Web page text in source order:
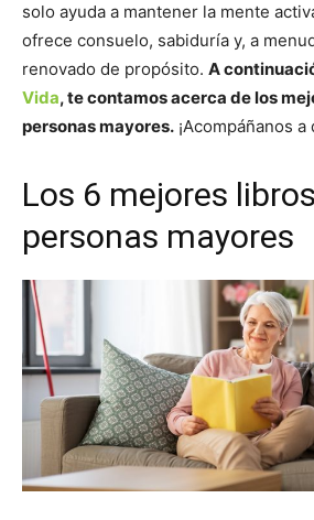
solo ayuda a mantener la mente
ofrece consuelo, sabiduría y, a
renovado de propósito. A
Vida, te contamos acerca de los
personas mayores. ¡Acompáñanos
Los 6 mejores
personas mayores